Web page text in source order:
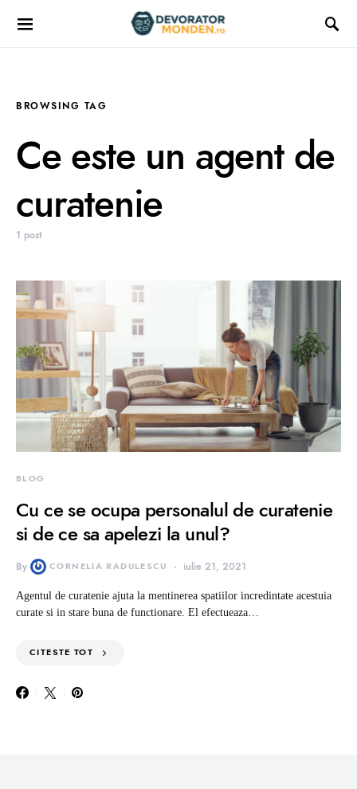
BROWSING TAG
Ce este un agent de
curatenie
1 post
BLOG
Cu ce se ocupa personalul de curatenie
si de ce sa apelezi la unul?
By CORNELIA RADULESCU iulie 21, 2021
Agentul de curatenie ajuta la mentinerea spatiilor incredintate acestuia
curate si in stare buna de functionare. El efectueaza…
CITESTE TOT